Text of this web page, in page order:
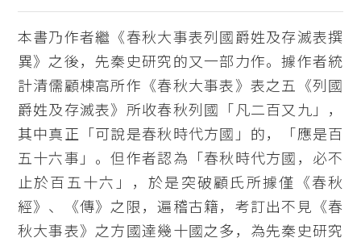
本書乃作者繼《春秋大事表列國爵姓及存滅表撰
異》之後，先秦史研究的又一部力作。據作者統
計清儒顧棟高所作《春秋大事表》表之五《列國
爵姓及存滅表》所收春秋列國「凡二百又九」，
其中真正「可說是春秋時代方國」的，「應是百
五十六事」。但作者認為「春秋時代方國，必不
止於百五十六」，於是突破顧氏所據僅《春秋
經》、《傳》之限，遍稽古籍，考訂出不見《春
秋大事表》之方國達幾十國之多，為先秦史研究